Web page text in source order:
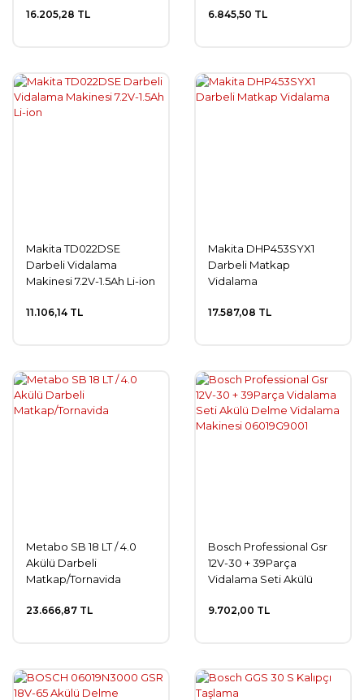
16.205,28 TL 6.845,50 TL
Makita TD022DSE
Darbeli Vidalama
Makinesi 7.2V-1.5Ah Li-ion
11.106,14 TL
Makita DHP453SYX1
Darbeli Matkap
Vidalama
17.587,08 TL
Metabo SB 18 LT / 4.0
Akülü Darbeli
Matkap/Tornavida
23.666,87 TL
Bosch Professional Gsr
12V-30 + 39Parça
Vidalama Seti Akülü
Makinesi 06019G9001
9.702,00 TL